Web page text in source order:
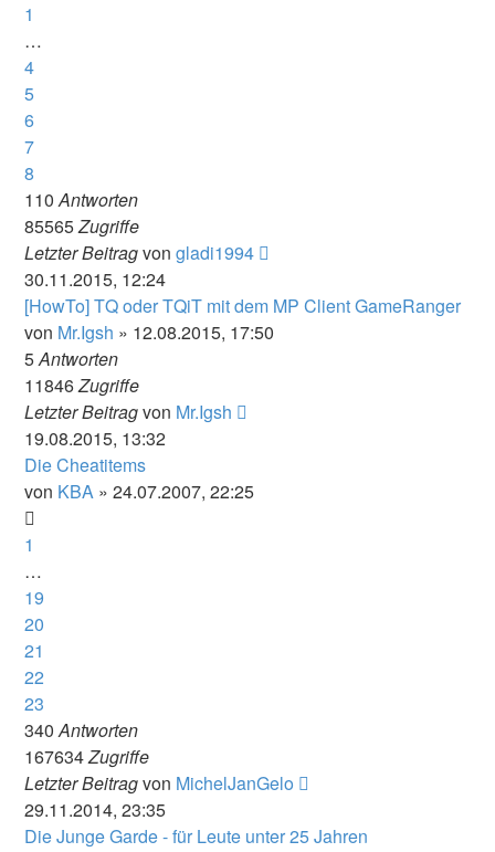
1
…
4
5
6
7
8
110Antworten
85565Zugriffe
Letzter Beitragvongladi1994
30.11.2015, 12:24
[HowTo] TQ oder TQiT mit dem MP Client GameRanger
von Mr.Igsh » 12.08.2015, 17:50
5Antworten
11846Zugriffe
Letzter Beitragvon Mr.Igsh
19.08.2015, 13:32
Die Cheatitems
von KBA » 24.07.2007, 22:25
1
…
19
20
21
22
23
340Antworten
167634Zugriffe
Letzter Beitragvon MichelJanGelo
29.11.2014, 23:35
Die Junge Garde - für Leute unter 25 Jahren